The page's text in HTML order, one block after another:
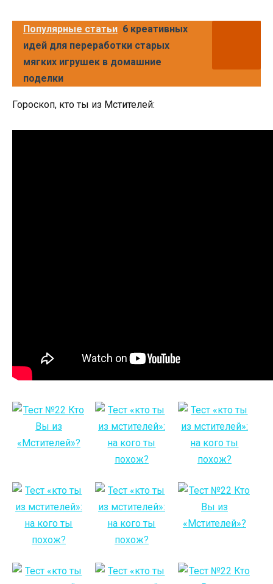
Популярные статьи 6 креативных
идей для переработки старых
мягких игрушек в домашние
поделки
Гороскоп, кто ты из Мстителей: